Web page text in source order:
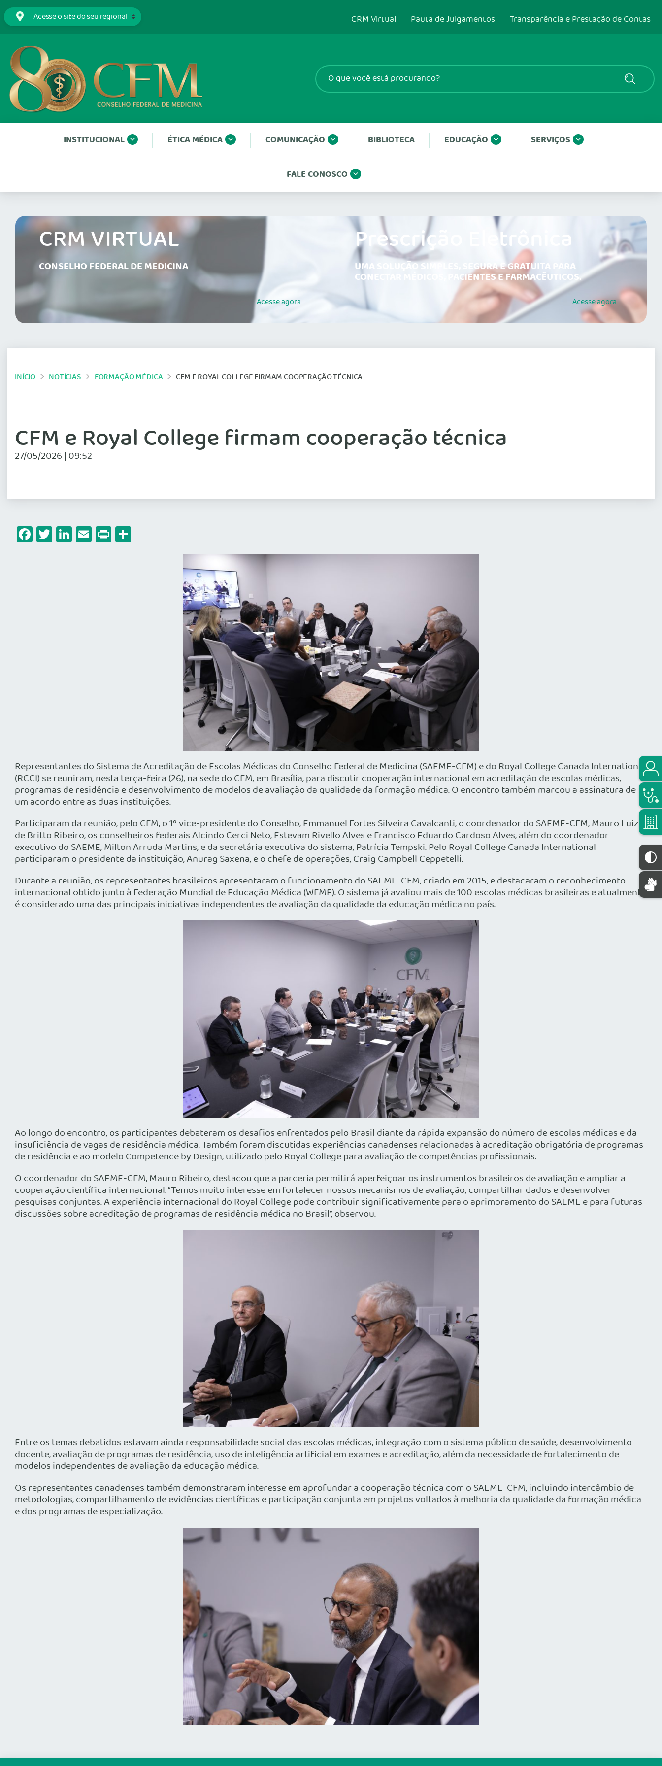
CRM Virtual Pauta de Julgamentos Transparência e Prestação de Contas
INSTITUCIONAL ÉTICA MÉDICA COMUNICAÇÃO BIBLIOTECA EDUCAÇÃO SERVIÇOS
FALE CONOSCO
CRM VIRTUAL
CONSELHO FEDERAL DE MEDICINA
Acesseagora
Prescrição Eletrônica
UMA SOLUÇÃO SIMPLES, SEGURA E GRATUITA PARA
CONECTAR MÉDICOS, PACIENTES E FARMACÊUTICOS.
Acesseagora
INÍCIO NOTÍCIAS FORMAÇÃO MÉDICA CFM E ROYAL COLLEGE FIRMAM COOPERAÇÃO TÉCNICA
CFM e Royal College firmam cooperação técnica
27/05/2026 | 09:52
Facebook
Twitter
LinkedIn
Email
Print
Representantes do Sistema de Acreditação de Escolas Médicas do Conselho Federal de Medicina (SAEME-CFM) e do Royal College Canada International
(RCCI) se reuniram, nesta terça-feira (26), na sede do CFM, em Brasília, para discutir cooperação internacional em acreditação de escolas médicas,
programas de residência e desenvolvimento de modelos de avaliação da qualidade da formação médica. O encontro também marcou a assinatura de
um acordo entre as duas instituições.
Participaram da reunião, pelo CFM, o 1º vice-presidente do Conselho, Emmanuel Fortes Silveira Cavalcanti, o coordenador do SAEME-CFM, Mauro Luiz
de Britto Ribeiro, os conselheiros federais Alcindo Cerci Neto, Estevam Rivello Alves e Francisco Eduardo Cardoso Alves, além do coordenador
executivo do SAEME, Milton Arruda Martins, e da secretária executiva do sistema, Patrícia Tempski. Pelo Royal College Canada International
participaram o presidente da instituição, Anurag Saxena, e o chefe de operações, Craig Campbell Ceppetelli.
Durante a reunião, os representantes brasileiros apresentaram o funcionamento do SAEME-CFM, criado em 2015, e destacaram o reconhecimento
internacional obtido junto à Federação Mundial de Educação Médica (WFME). O sistema já avaliou mais de 100 escolas médicas brasileiras e atualmente
é considerado uma das principais iniciativas independentes de avaliação da qualidade da educação médica no país.
Ao longo do encontro, os participantes debateram os desafios enfrentados pelo Brasil diante da rápida expansão do número de escolas médicas e da
insuficiência de vagas de residência médica. Também foram discutidas experiências canadenses relacionadas à acreditação obrigatória de programas
de residência e ao modelo Competence by Design, utilizado pelo Royal College para avaliação de competências profissionais.
O coordenador do SAEME-CFM, Mauro Ribeiro, destacou que a parceria permitirá aperfeiçoar os instrumentos brasileiros de avaliação e ampliar a
cooperação científica internacional. “Temos muito interesse em fortalecer nossos mecanismos de avaliação, compartilhar dados e desenvolver
pesquisas conjuntas. A experiência internacional do Royal College pode contribuir significativamente para o aprimoramento do SAEME e para futuras
discussões sobre acreditação de programas de residência médica no Brasil”, observou.
Entre os temas debatidos estavam ainda responsabilidade social das escolas médicas, integração com o sistema público de saúde, desenvolvimento
docente, avaliação de programas de residência, uso de inteligência artificial em exames e acreditação, além da necessidade de fortalecimento de
modelos independentes de avaliação da educação médica.
Os representantes canadenses também demonstraram interesse em aprofundar a cooperação técnica com o SAEME-CFM, incluindo intercâmbio de
metodologias, compartilhamento de evidências científicas e participação conjunta em projetos voltados à melhoria da qualidade da formação médica
e dos programas de especialização.